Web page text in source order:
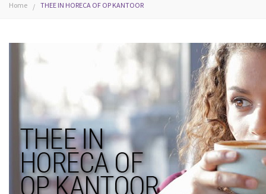
Home / THEE IN HORECA OF OP KANTOOR